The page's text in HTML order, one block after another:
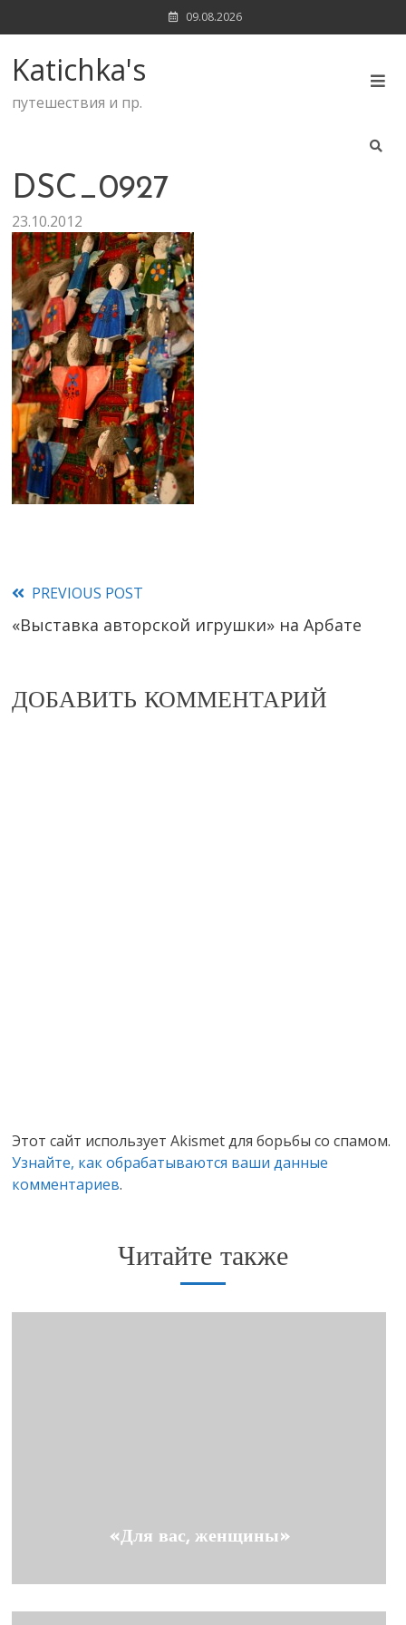
to
09.08.2026
Katichka's
путешествия и пр.
DSC_0927
23.10.2012
Read
more
PREVIOUS POST
«Выставка авторской игрушки» на Арбате
ДОБАВИТЬ КОММЕНТАРИЙ
Этот сайт использует Akismet для борьбы со спамом.
Узнайте, как обрабатываются ваши данные
комментариев.
Читайте также
«Для вас, женщины»